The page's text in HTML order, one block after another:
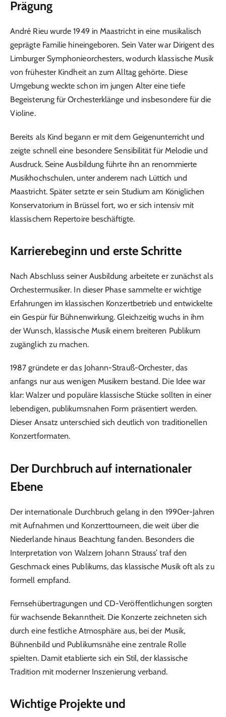
Prägung
André Rieu wurde 1949 in Maastricht in eine musikalisch
geprägte Familie hineingeboren. Sein Vater war Dirigent des
Limburger Symphonieorchesters, wodurch klassische Musik
von frühester Kindheit an zum Alltag gehörte. Diese
Umgebung weckte schon im jungen Alter eine tiefe
Begeisterung für Orchesterklänge und insbesondere für die
Violine.
Bereits als Kind begann er mit dem Geigenunterricht und
zeigte schnell eine besondere Sensibilität für Melodie und
Ausdruck. Seine Ausbildung führte ihn an renommierte
Musikhochschulen, unter anderem nach Lüttich und
Maastricht. Später setzte er sein Studium am Königlichen
Konservatorium in Brüssel fort, wo er sich intensiv mit
klassischem Repertoire beschäftigte.
Karrierebeginn und erste Schritte
Nach Abschluss seiner Ausbildung arbeitete er zunächst als
Orchestermusiker. In dieser Phase sammelte er wichtige
Erfahrungen im klassischen Konzertbetrieb und entwickelte
ein Gespür für Bühnenwirkung. Gleichzeitig wuchs in ihm
der Wunsch, klassische Musik einem breiteren Publikum
zugänglich zu machen.
1987 gründete er das Johann-Strauß-Orchester, das
anfangs nur aus wenigen Musikern bestand. Die Idee war
klar: Walzer und populäre klassische Stücke sollten in einer
lebendigen, publikumsnahen Form präsentiert werden.
Dieser Ansatz unterschied sich deutlich von traditionellen
Konzertformaten.
Der Durchbruch auf internationaler
Ebene
Der internationale Durchbruch gelang in den 1990er-Jahren
mit Aufnahmen und Konzerttourneen, die weit über die
Niederlande hinaus Beachtung fanden. Besonders die
Interpretation von Walzern Johann Strauss’ traf den
Geschmack eines Publikums, das klassische Musik oft als zu
formell empfand.
Fernsehübertragungen und CD-Veröffentlichungen sorgten
für wachsende Bekanntheit. Die Konzerte zeichneten sich
durch eine festliche Atmosphäre aus, bei der Musik,
Bühnenbild und Publikumsnähe eine zentrale Rolle
spielten. Damit etablierte sich ein Stil, der klassische
Tradition mit moderner Inszenierung verband.
Wichtige Projekte und